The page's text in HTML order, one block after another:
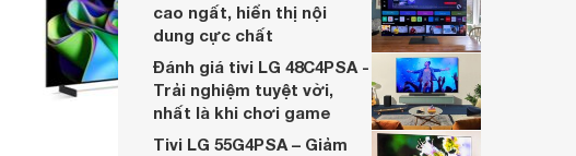
cao ngất, hiển thị nội
dung cực chất
Đánh giá tivi LG 48C4PSA -
Trải nghiệm tuyệt vời,
nhất là khi chơi game
Tivi LG 55G4PSA – Giảm